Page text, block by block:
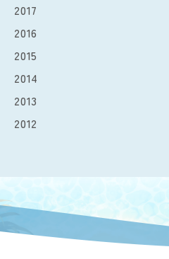
2017
2016
2015
2014
2013
2012